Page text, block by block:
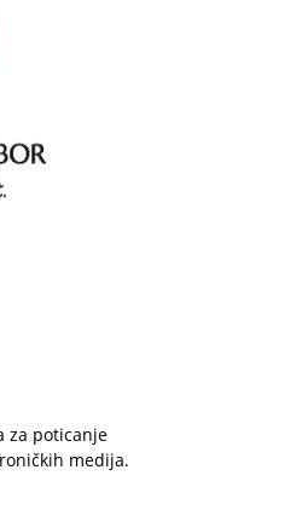
za poticanje
medija.